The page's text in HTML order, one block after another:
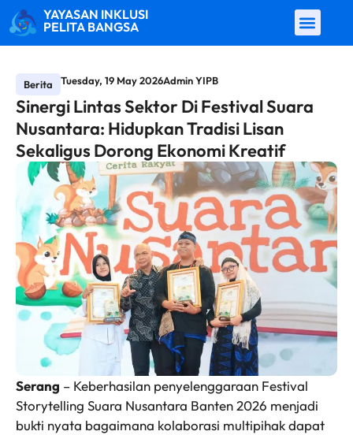
YAYASAN INKLUSI
PELITA BANGSA
Berita Tuesday, 19 May 2026Admin YIPB
Sinergi Lintas Sektor Di Festival Suara
Nusantara: Hidupkan Tradisi Lisan
Sekaligus Dorong Ekonomi Kreatif
Serang – Keberhasilan penyelenggaraan Festival
Storytelling Suara Nusantara Banten 2026 menjadi
bukti nyata bagaimana kolaborasi multipihak dapat